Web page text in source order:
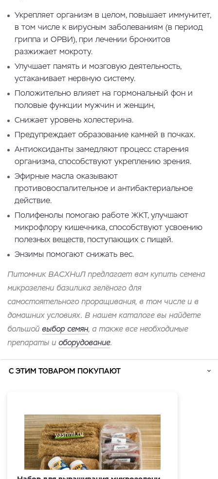
Укрепляет организм в целом, повышает иммунитет,
в том числе к вирусным заболеваниям (в период
гриппа и ОРВИ), при лечении бронхитов
разжижает мокроту.
Улучшает память и мозговую деятельность,
устаканивает нервную систему.
Положительно влияет на гормональный фон и
половые функции мужчин и женщин,
Снижает уровень холестерина.
Предупреждает образование камней в почках.
Антиоксиданты замедляют процесс старения
организма, способствуют укреплению зрения.
Эфирные масла оказывают
противовоспалительное и антибактериальное
действие.
Полифенолы помогаю работе ЖКТ, улучшают
микрофлору кишечника, способствуют усвоению
полезных веществ, поступающих с пищей.
Энзимы помогают снижать вес.
Питомник ВАСХНиЛ предлагает вам купить семена
микрозелени базилика зелёного для
самостоятельного проращивания, в том числе и в
домашних условиях. В нашем каталоге вы найдете
большой выбор семян, а также все необходимые
препараты и оборудование.
С ЭТИМ ТОВАРОМ ПОКУПАЮТ